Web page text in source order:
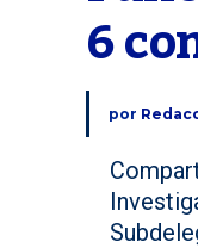
6
por